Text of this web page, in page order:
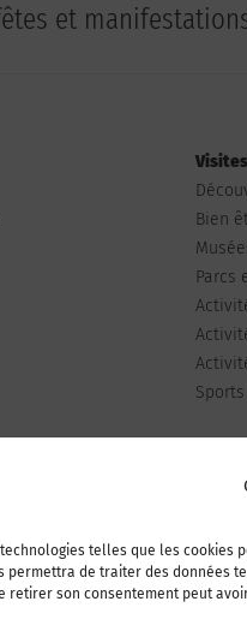
telles que les cookies
de traiter des données
retirer son consentement peut
et
Bien
Parcs
nous Publiez